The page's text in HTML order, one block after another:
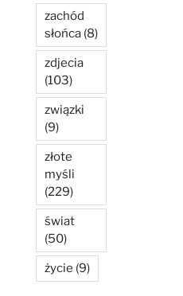
zachód
słońca (8)
zdjecia
(103)
związki
(9)
złote
myśli
(229)
świat
(50)
życie (9)